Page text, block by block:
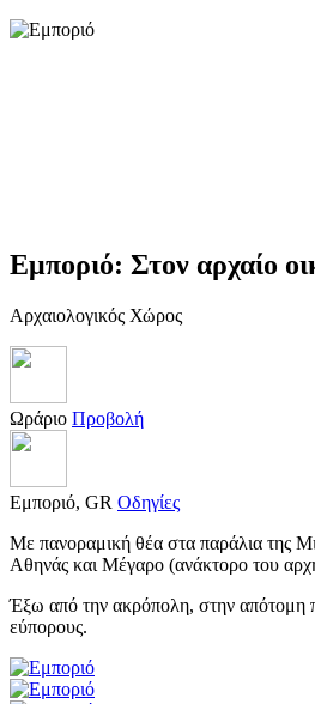
Εμποριό: Στον αρχαίο
Αρχαιολογικός Χώρος
Ωράριο Προβολή
Εμποριό, GR Οδηγίες
Με πανοραμική θέα στα παράλια της
Αθηνάς και Μέγαρο (ανάκτορο του
Έξω από την ακρόπολη, στην απότομη
εύπορους.